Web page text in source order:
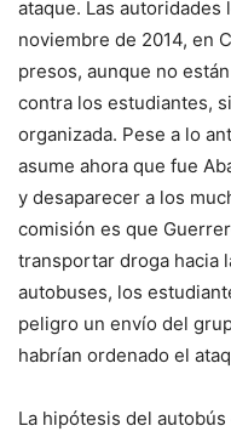
ataque. Las
noviembre de 2014, en
presos, aunque no
contra los estudiantes,
organizada. Pese a lo
asume ahora que fue
y desaparecer a los
comisión es que
transportar droga hacia
autobuses, los
peligro un envío del
habrían ordenado el
La hipótesis del